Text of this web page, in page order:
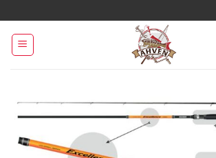
content